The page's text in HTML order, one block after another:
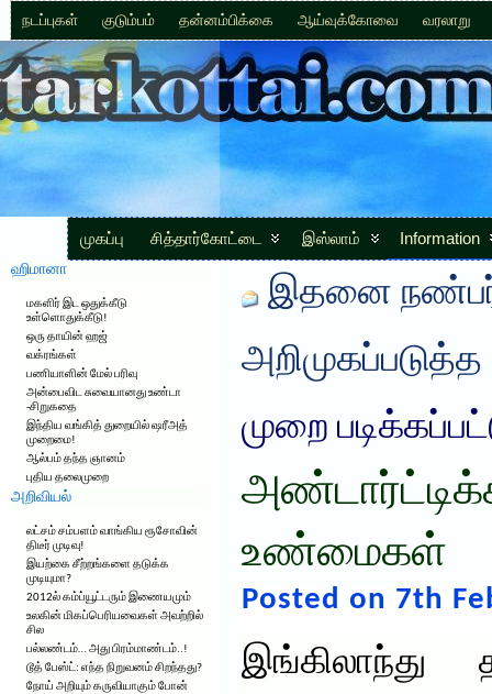
நடப்புகள் குடும்பம் தன்னம்பிக்கை ஆய்வுக்கோவை வரலாறு
முகப்பு சித்தார்கோட்டை இஸ்லாம் Information
ஹிமானா
மகளிர் இட ஒதுக்கீடு
உள்ளொதுக்கீடு!
ஒரு தாயின் ஹஜ்
வக்ரங்கள்
பணியாளின் மேல் பரிவு
அன்பைவிட சுவையானது உண்டா
-சிறுகதை
இந்திய வங்கித் துறையில் ஷரீஅத்
முறைமை!
ஆல்பம் தந்த ஞானம்
புதிய தலைமுறை
அறிவியல்
லட்சம் சம்பளம் வாங்கிய ரூசோவின்
திடீர் முடிவு!
இயற்கை சீற்றங்களை தடுக்க
முடியுமா?
2012ல் கம்ப்யூட்டரும் இணையமும்
உலகின் மிகப்பெரியவைகள் அவற்றில்
சில
பல்லண்டம்… அது பிரம்மாண்டம்..!
டூத் பேஸ்ட்: எந்த நிறுவனம் சிறந்தது?
நோய் அறியும் கருவியாகும் போன்
இதனை
அறிமுகப்படுத்த
முறை
உண்மைகள்
Posted on 7th